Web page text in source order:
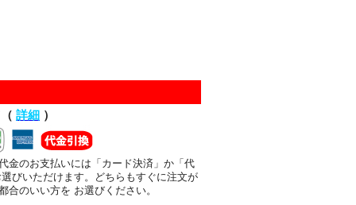
詳細 ）
金のお支払いには「カード決済」か「代
びいただけます。どちらもすぐに注文が
合のいい方を お選びください。